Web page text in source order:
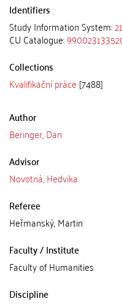
Identifiers
Study Information System:
CU Catalogue:
Collections
Kvalifikační práce [7488]
Author
Beringer, Dan
Advisor
Novotná, Hedvika
Referee
Heřmanský, Martin
Faculty / Institute
Faculty of Humanities
Discipline